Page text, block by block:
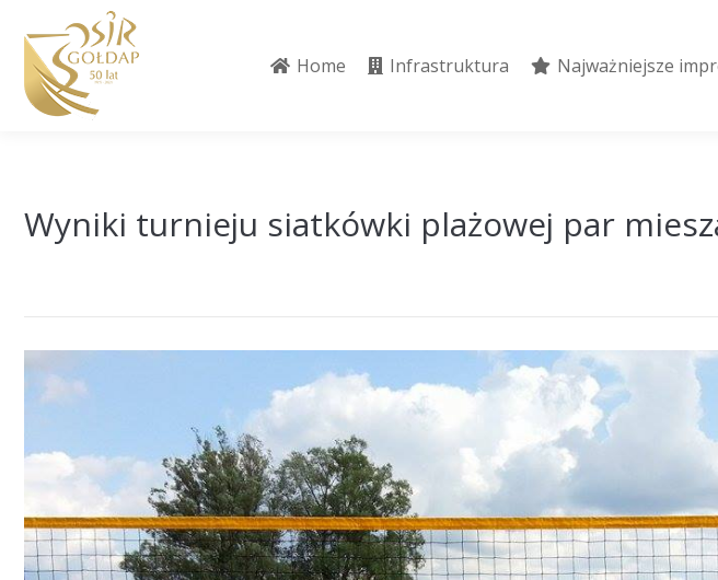
Home Infrastruktura Najważniejsze
Wyniki turnieju siatkówki plażowej par
Home Infrastruktura Najważniejsze